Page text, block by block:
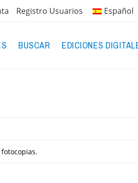
Registro Usuarios Español
BUSCAR EDICIONES
fotocopias.